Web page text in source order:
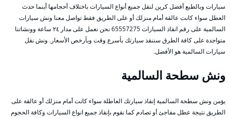
سيارات وبالطبع أفضل كرين لنقل جميع أنواع السيارات باختلاف أحجامها أينما حدث
العطل سواء كانت عالقة أمام منزلك أو على الطريق فقط تواصل معنا ونش سيارات
السالمية على رقم انقاذ السيارات 65557275 نحن نعمل على مدار ٢٤ ساعة وونشاتنا
متواجدة على كافة الطرق سننقذ سيارتك بأسرع وقت وبأرخص الأسعار. ونش نقل
سيارات السالمية هو الأفضل.
ونش سطحة السالمية
يؤمن ونش سطحة السالمية إنقاذ سيارتك العاطلة سواء كانت أمام منزلك أو عالقة على
الطريق نتيجة عطل مفاجئ أو تصادم كما نقوم بإنقاذ جميع انواع السيارات وكافة الحجوم